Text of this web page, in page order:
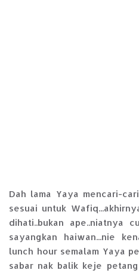
Dah lama Yaya mencari-
sesuai untuk
dihati..bukan ape..niatnya
sayangkan haiwan...nie
lunch hour semalam Yaya
sabar nak balik keje